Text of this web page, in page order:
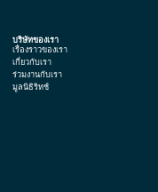
บริษัทของเรา
เรื่องราวของเรา
เกี่ยวกับเรา
ร่วมงานกับเรา
มูลนิธิริทช์